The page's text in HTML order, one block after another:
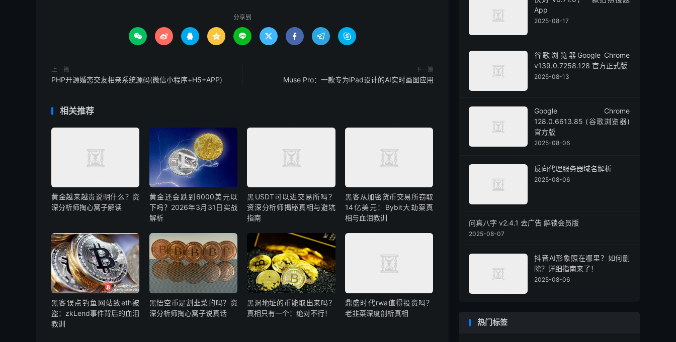
分享到
        
上一篇
PHP开源婚恋交友相亲系统源码(微信小程序+H5+APP)
下一篇
Muse Pro：一款专为iPad设计的AI实时画图应用
相关推荐
黄金越来越贵说明什么？资
深分析师掏心窝子解读
黄金还会跌到6000美元以
下吗？2026年3月31日实战
解析
黑USDT可以进交易所吗？
资深分析师揭秘真相与避坑
指南
黑客从加密货币交易所窃取
14亿美元：Bybit大劫案真
相与血泪教训
黑客误点钓鱼网站致eth被
盗：zkLend事件背后的血泪
教训
黑悟空币是割韭菜的吗？资
深分析师掏心窝子说真话
黑洞地址的币能取出来吗？
真相只有一个：绝对不行！
鼎盛时代rwa值得投资吗？
老韭菜深度剖析真相
App
2025-08-17
谷歌浏览器Google Chrome
v139.0.7258.128 官方正式版
2025-08-13
Google Chrome
128.0.6613.85 (谷歌浏览器)
官方版
2025-08-06
反向代理服务器域名解析
2025-08-06
问真八字 v2.4.1 去广告 解锁会员版
2025-08-07
抖音AI形象照在哪里？如何删
除？详细指南来了！
2025-08-06
热门标签